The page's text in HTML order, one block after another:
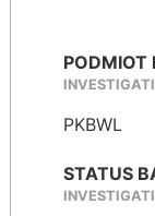
PODMIOT
PKBWL
STATUS